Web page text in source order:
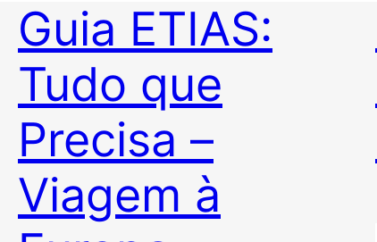
Guia ETIAS:
Tudo que
Precisa –
Viagem à